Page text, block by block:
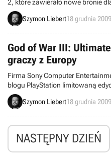
2, które zawierało nowe bronie
- jednocześnie rozpoczynając
pewien tajemniczy, ekskluzywny
Szymon Liebert18 grudnia
God of War III:
graczy z Europy
Firma Sony Computer
blogu PlayStation limitowaną
w Europie. Wcześniejsze
na naszym kontynencie w tym
zawierającej całą trylogię.
Szymon Liebert18 grudnia
NASTĘPNY DZIEŃ